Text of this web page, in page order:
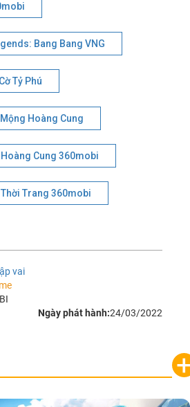
Bang Bang VNG
Tỷ Phú
Hoàng Cung
Cung 360mobi
Trang 360mobi
vai
Ngày phát hành:24/03/2022